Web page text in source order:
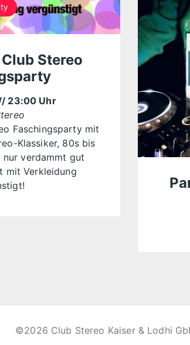
Stereo
23:00 Uhr
Faschingsparty mit
Klassiker, 80s bis
nur verdammt gut
mit Verkleidung
©2026 Club Stereo Kaiser & Lodhi